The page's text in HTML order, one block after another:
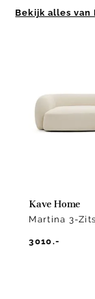
Bekijk alles van
Kave Home
Martina 3-
3010.-